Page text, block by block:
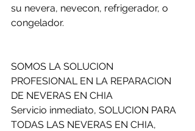
su nevera, nevecon, refrigerador, o
congelador.
SOMOS LA SOLUCION
PROFESIONAL EN LA REPARACION
DE NEVERAS EN CHIA
Servicio inmediato, SOLUCION PARA
TODAS LAS NEVERAS EN CHIA,